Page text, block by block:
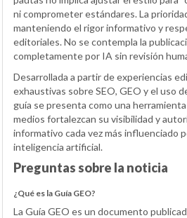
ni comprometer estándares. La
manteniendo el rigor informativo y
editoriales. No se contempla la
completamente por IA sin revisión
Desarrollada a partir de experiencias
exhaustivas sobre SEO, GEO y el uso
guía se presenta como una
medios fortalezcan su visibilidad y
informativo cada vez más influenciado
inteligencia artificial.
Preguntas sobre la noticia
¿Qué es la Guía GEO?
La Guía GEO es un documento